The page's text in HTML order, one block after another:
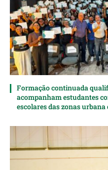
Formação continuada
acompanham estudantes
escolares das zonas urbana